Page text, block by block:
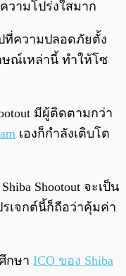
วามโปร่งใสมาก
ปที่ความปลอดภัยตั้ง
ษณ์เหล่านี้ ทำให้โซ
มีผู้ติดตามกว่า
เองก็กำลังเติบโต
Shootout จะเป็น
รเจกต์นี้ก็ถือว่าคุ้มค่า
กษา ICO ของ Shiba